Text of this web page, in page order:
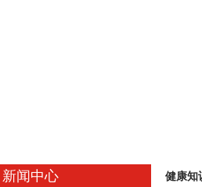
新闻中心 健康知